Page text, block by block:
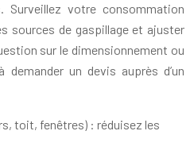
Surveillez votre consommation
sources de gaspillage et ajuster
sur le dimensionnement ou
demander un devis auprès d’un
toit, fenêtres) : réduisez les